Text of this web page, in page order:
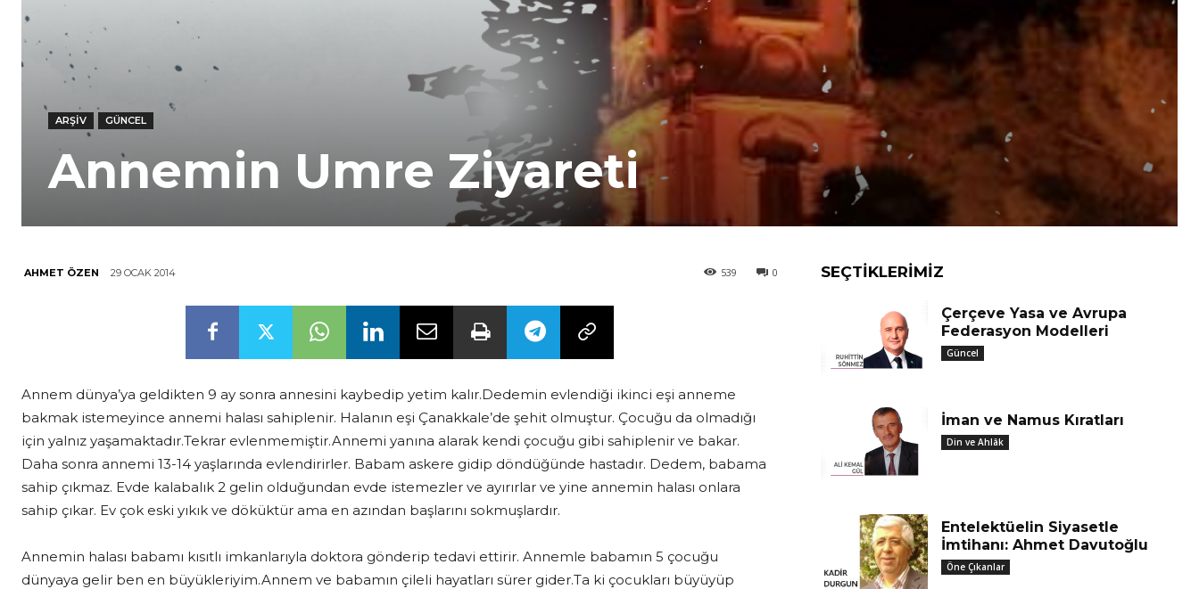
ARŞIV GÜNCEL
Annemin Umre Ziyareti
AHMET ÖZEN 29 OCAK 2014 0
539
Annem dünya’ya geldikten 9 ay sonra annesini kaybedip yetim kalır.Dedemin evlendiği ikinci eşi anneme
bakmak istemeyince annemi halası sahiplenir. Halanın eşi Çanakkale’de şehit olmuştur. Çocuğu da olmadığı
için yalnız yaşamaktadır.Tekrar evlenmemiştir.Annemi yanına alarak kendi çocuğu gibi sahiplenir ve bakar.
Daha sonra annemi 13-14 yaşlarında evlendirirler. Babam askere gidip döndüğünde hastadır. Dedem, babama
sahip çıkmaz. Evde kalabalık 2 gelin olduğundan evde istemezler ve ayırırlar ve yine annemin halası onlara
sahip çıkar. Ev çok eski yıkık ve döküktür ama en azından başlarını sokmuşlardır.
Annemin halası babamı kısıtlı imkanlarıyla doktora gönderip tedavi ettirir. Annemle babamın 5 çocuğu
dünyaya gelir ben en büyükleriyim.Annem ve babamın çileli hayatları sürer gider.Ta ki çocukları büyüyüp
SEÇTIKLERIMIZ
Çerçeve Yasa ve Avrupa
Federasyon Modelleri
Güncel
İman ve Namus Kıratları
Din ve Ahlâk
Entelektüelin Siyasetle
İmtihanı: Ahmet Davutoğlu
Öne Çıkanlar